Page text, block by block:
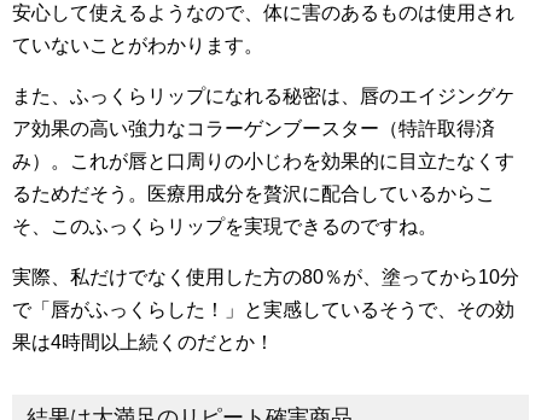
安心して使えるようなので、体に害のあるものは使用され
ていないことがわかります。
また、ふっくらリップになれる秘密は、唇のエイジングケ
ア効果の高い強力なコラーゲンブースター（特許取得済
み）。これが唇と口周りの小じわを効果的に目立たなくす
るためだそう。医療用成分を贅沢に配合しているからこ
そ、このふっくらリップを実現できるのですね。
実際、私だけでなく使用した方の80％が、塗ってから10分
で「唇がふっくらした！」と実感しているそうで、その効
果は4時間以上続くのだとか！